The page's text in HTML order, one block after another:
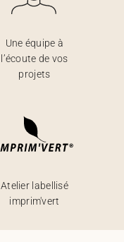
Une équipe à
l’écoute de vos
projets
Atelier labellisé
imprim'vert